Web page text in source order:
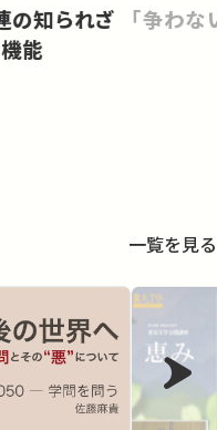
の知られざ
能
「争わ
一覧を見る